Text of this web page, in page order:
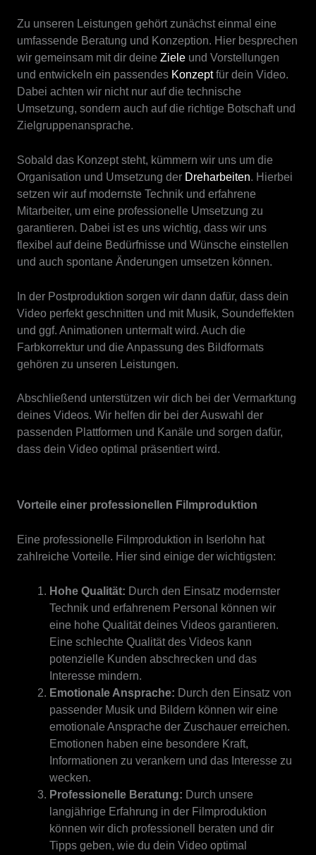
Zu unseren Leistungen gehört zunächst einmal eine
umfassende Beratung und Konzeption. Hier besprechen
wir gemeinsam mit dir deine Zieleund Vorstellungen
und entwickeln ein passendes Konzeptfür dein Video.
Dabei achten wir nicht nur auf die technische
Umsetzung, sondern auch auf die richtige Botschaft und
Zielgruppenansprache.
Sobald das Konzept steht, kümmern wir uns um die
Organisation und Umsetzung der Dreharbeiten. Hierbei
setzen wir auf modernste Technik und erfahrene
Mitarbeiter, um eine professionelle Umsetzung zu
garantieren. Dabei ist es uns wichtig, dass wir uns
flexibel auf deine Bedürfnisse und Wünsche einstellen
und auch spontane Änderungen umsetzen können.
In der Postproduktion sorgen wir dann dafür, dass dein
Video perfekt geschnitten und mit Musik, Soundeffekten
und ggf. Animationen untermalt wird. Auch die
Farbkorrektur und die Anpassung des Bildformats
gehören zu unseren Leistungen.
Abschließend unterstützen wir dich bei der Vermarktung
deines Videos. Wir helfen dir bei der Auswahl der
passenden Plattformen und Kanäle und sorgen dafür,
dass dein Video optimal präsentiert wird.
Vorteile einer professionellen Filmproduktion
Eine professionelle Filmproduktion in Iserlohn hat
zahlreiche Vorteile. Hier sind einige der wichtigsten:
Hohe Qualität: Durch den Einsatz modernster
Technik und erfahrenem Personal können wir
eine hohe Qualität deines Videos garantieren.
Eine schlechte Qualität des Videos kann
potenzielle Kunden abschrecken und das
Interesse mindern.
Emotionale Ansprache: Durch den Einsatz von
passender Musik und Bildern können wir eine
emotionale Ansprache der Zuschauer erreichen.
Emotionen haben eine besondere Kraft,
Informationen zu verankern und das Interesse zu
wecken.
Professionelle Beratung: Durch unsere
langjährige Erfahrung in der Filmproduktion
können wir dich professionell beraten und dir
Tipps geben, wie du dein Video optimal